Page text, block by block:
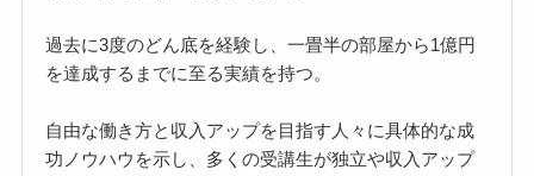
過去に3度のどん底を経験し、一畳半の部屋から1億円
を達成するまでに至る実績を持つ。
自由な働き方と収入アップを目指す人々に具体的な成
功ノウハウを示し、多くの受講生が独立や収入アップ